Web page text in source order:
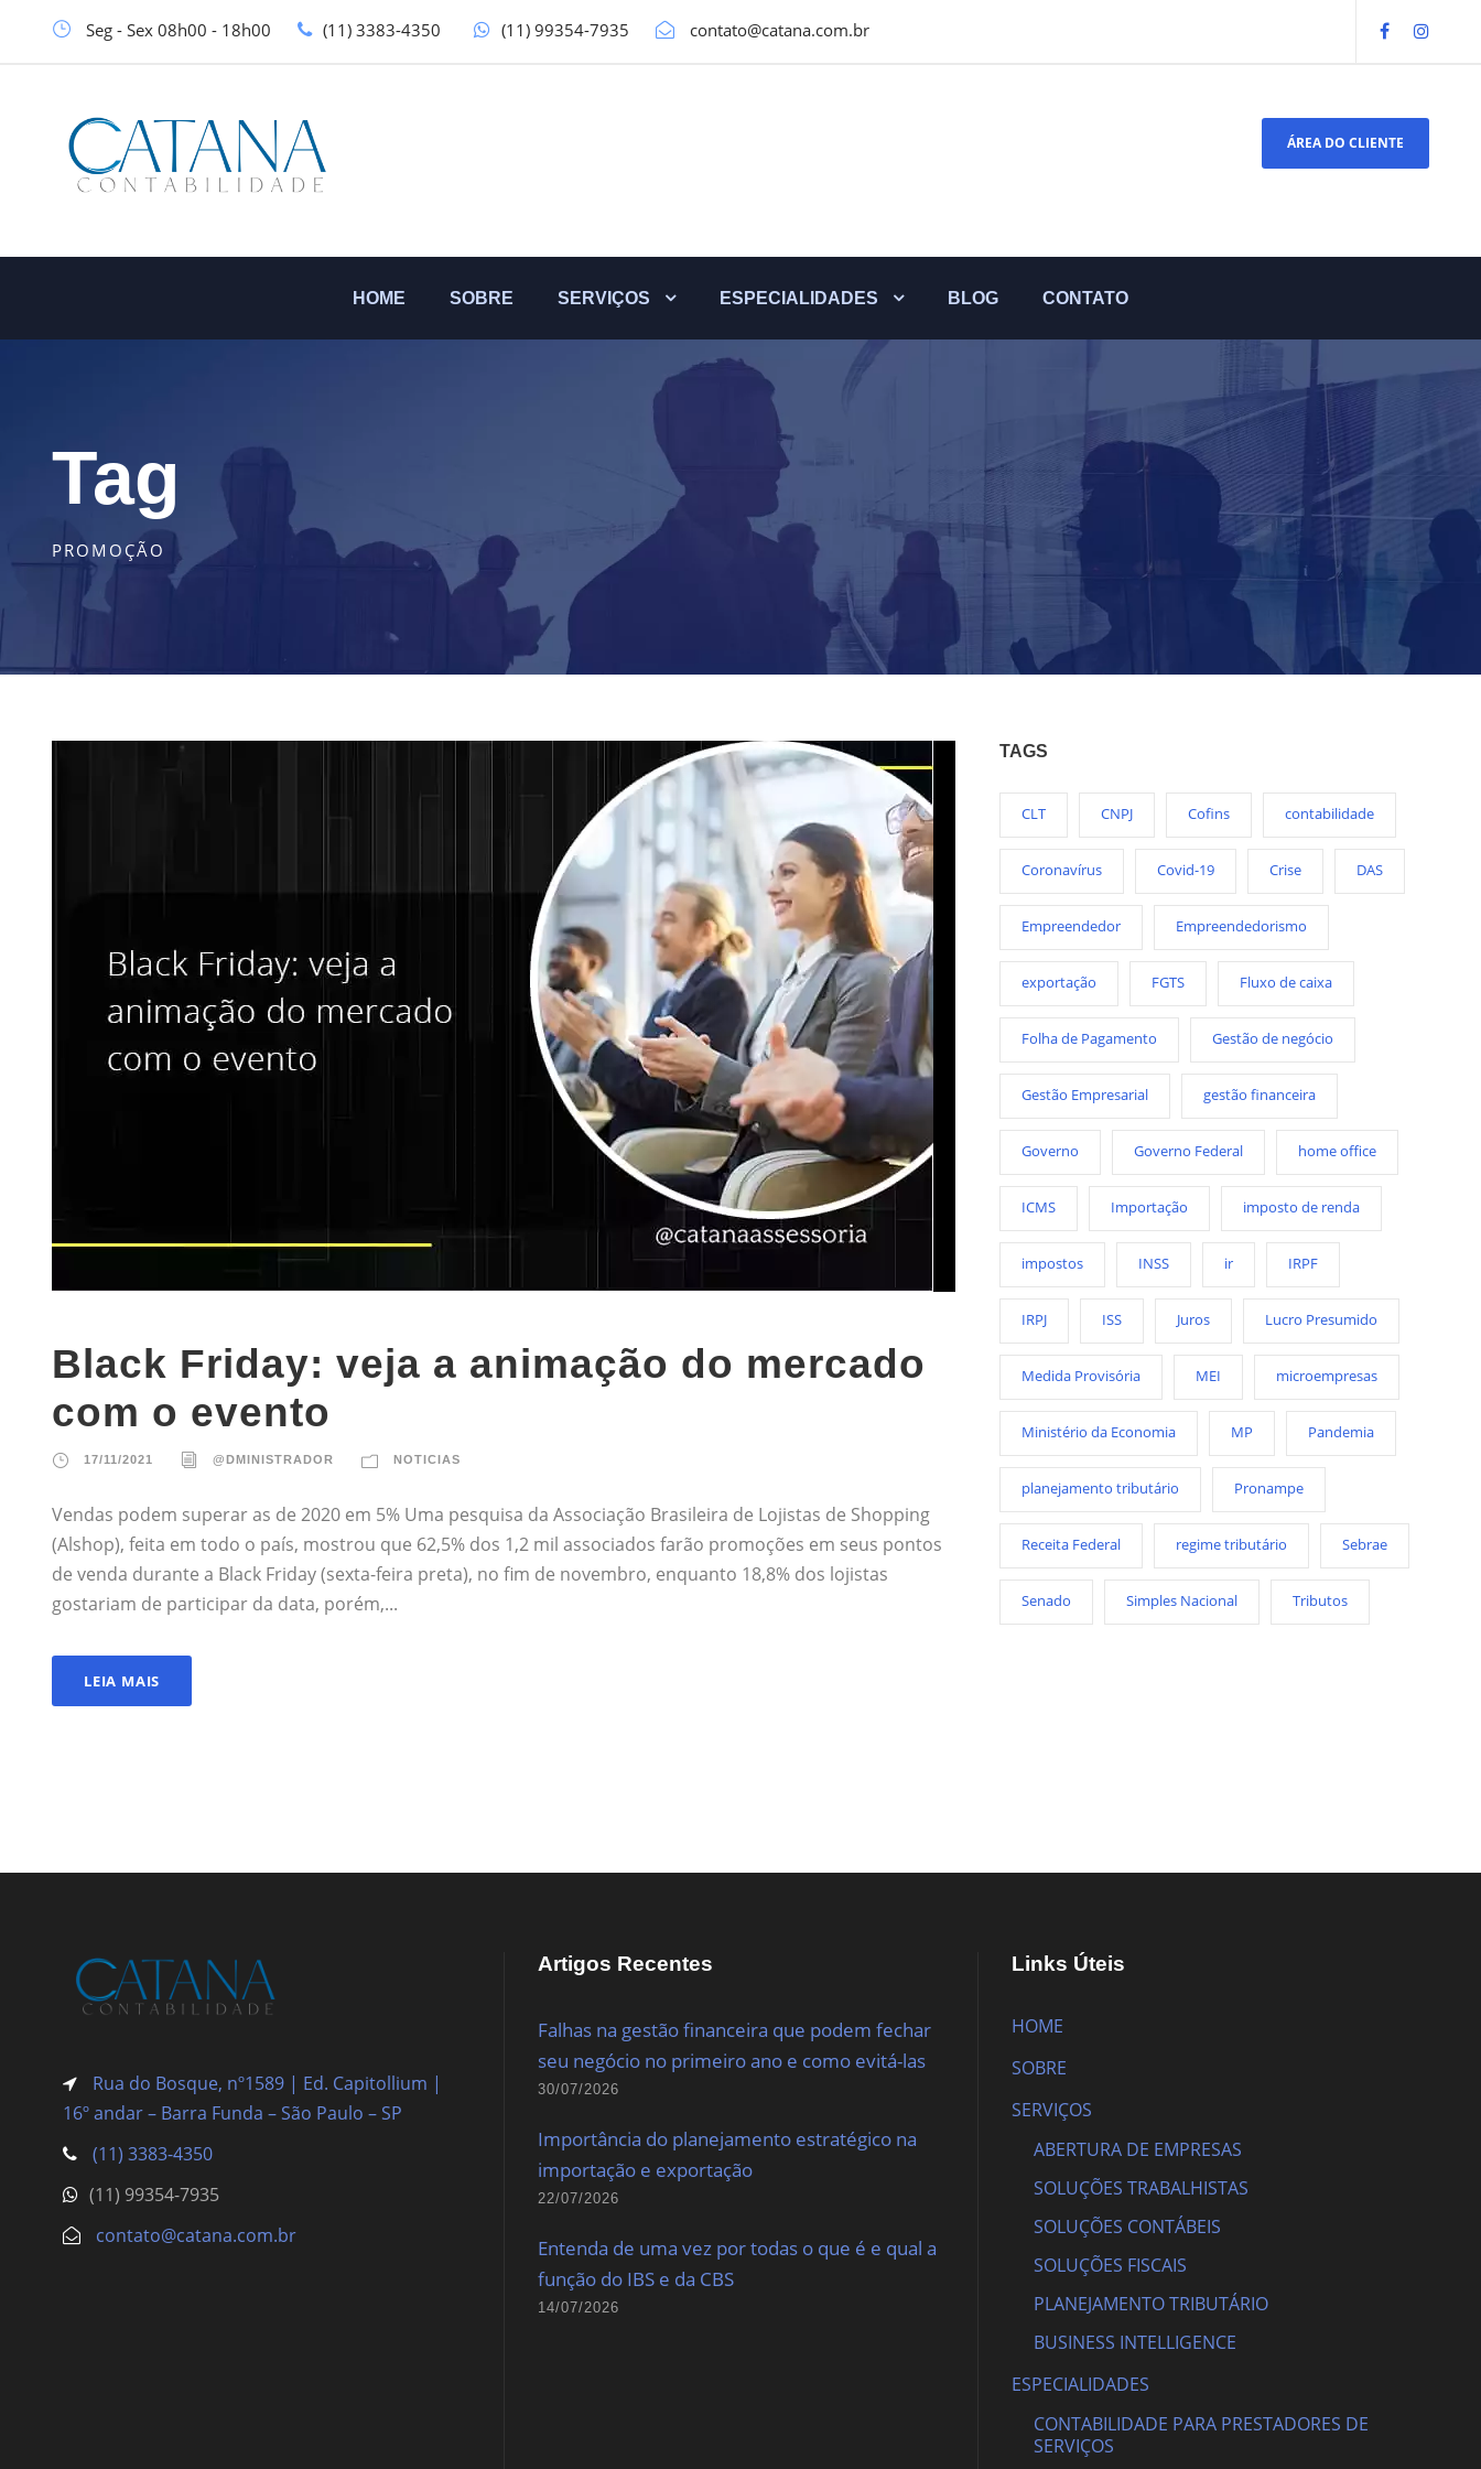
Seg - Sex 08h00 - 18h00 (11) 3383-4350 (11) 99354-7935 contato@catana.com.br
ÁREA DO CLIENTE
HOME SOBRE SERVIÇOS ESPECIALIDADES BLOG CONTATO
Tag
PROMOÇÃO
Black Friday: veja a animação do mercado
com o evento
17/11/2021 @DMINISTRADOR NOTICIAS
Vendas podem superar as de 2020 em 5% Uma pesquisa da Associação Brasileira de Lojistas de Shopping
(Alshop), feita em todo o país, mostrou que 62,5% dos 1,2 mil associados farão promoções em seus pontos
de venda durante a Black Friday (sexta-feira preta), no fim de novembro, enquanto 18,8% dos lojistas
gostariam de participar da data, porém,...
LEIA MAIS
TAGS
CLT CNPJ Cofins contabilidade
Coronavírus Covid-19 Crise DAS
Empreendedor Empreendedorismo
exportação FGTS Fluxo de caixa
Folha de Pagamento Gestão de negócio
Gestão Empresarial gestão financeira
Governo Governo Federal home office
ICMS Importação imposto de renda
impostos INSS ir IRPF
IRPJ ISS Juros Lucro Presumido
Medida Provisória MEI microempresas
Ministério da Economia MP Pandemia
planejamento tributário Pronampe
Receita Federal regime tributário Sebrae
Senado Simples Nacional Tributos
Rua do Bosque, nº1589 | Ed. Capitollium |
16º andar – Barra Funda – São Paulo – SP
(11) 3383-4350
(11) 99354-7935
contato@catana.com.br
Artigos Recentes
Falhas na gestão financeira que podem fechar
seu negócio no primeiro ano e como evitá-las
30/07/2026
Importância do planejamento estratégico na
importação e exportação
22/07/2026
Entenda de uma vez por todas o que é e qual a
função do IBS e da CBS
14/07/2026
Links Úteis
HOME
SOBRE
SERVIÇOS
ABERTURA DE EMPRESAS
SOLUÇÕES TRABALHISTAS
SOLUÇÕES CONTÁBEIS
SOLUÇÕES FISCAIS
PLANEJAMENTO TRIBUTÁRIO
BUSINESS INTELLIGENCE
ESPECIALIDADES
CONTABILIDADE PARA PRESTADORES DE
SERVIÇOS